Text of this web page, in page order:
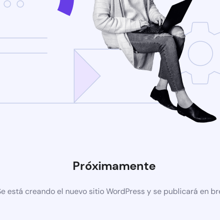
Próximamente
está creando el nuevo sitio WordPress y se publicará en